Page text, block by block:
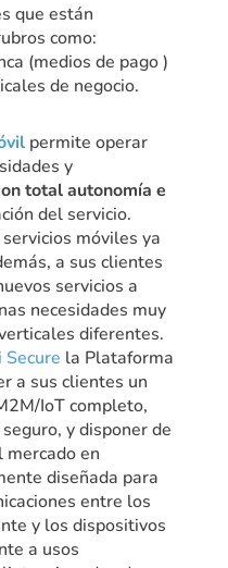
que están
como:
(medios de pago )
de negocio.
permite operar
y
total autonomía e
del servicio.
móviles ya
a sus clientes
servicios a
necesidades muy
diferentes.
la Plataforma
a sus clientes un
IoT completo,
y disponer de
en
diseñada para
entre los
y los dispositivos
a usos